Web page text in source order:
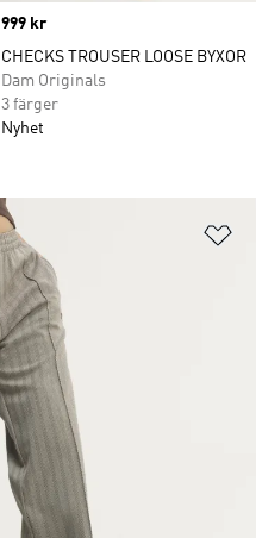
Price
999 kr
CHECKS TROUSER LOOSE BYXOR
Dam Originals
3 färger
Nyhet